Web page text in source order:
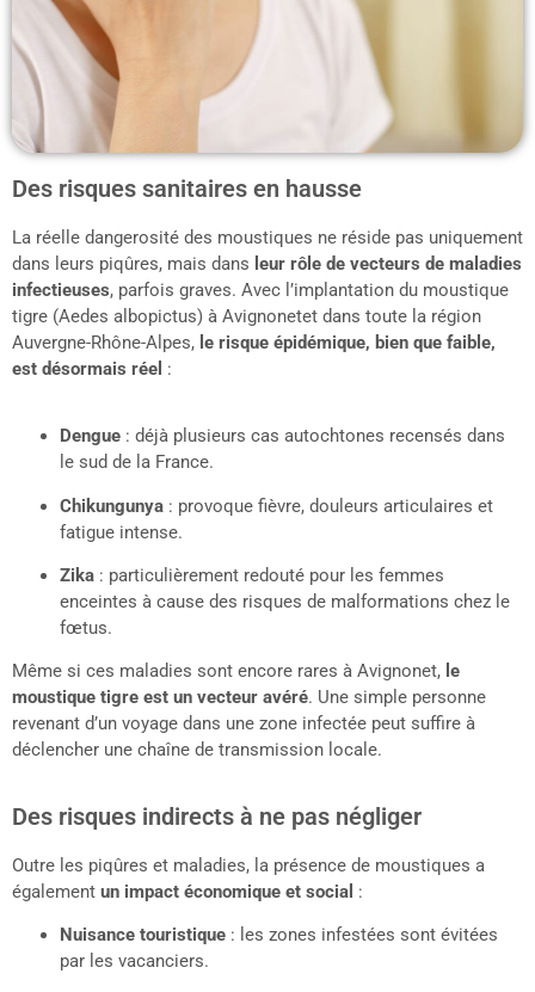
Des risques sanitaires en hausse
La réelle dangerosité des moustiques ne réside pas uniquement
dans leurs piqûres, mais dans leur rôle de vecteurs de maladies
infectieuses, parfois graves. Avec l’implantation du moustique
tigre (Aedes albopictus) à Avignonetet dans toute la région
Auvergne-Rhône-Alpes, le risque épidémique, bien que faible,
est désormais réel :
Dengue : déjà plusieurs cas autochtones recensés dans
le sud de la France.
Chikungunya : provoque fièvre, douleurs articulaires et
fatigue intense.
Zika : particulièrement redouté pour les femmes
enceintes à cause des risques de malformations chez le
fœtus.
Même si ces maladies sont encore rares à Avignonet, le
moustique tigre est un vecteur avéré. Une simple personne
revenant d’un voyage dans une zone infectée peut suffire à
déclencher une chaîne de transmission locale.
Des risques indirects à ne pas négliger
Outre les piqûres et maladies, la présence de moustiques a
également un impact économique et social :
Nuisance touristique : les zones infestées sont évitées
par les vacanciers.